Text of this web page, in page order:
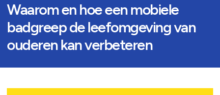
Waarom en hoe een mobiele
badgreep de leefomgeving van
ouderen kan verbeteren